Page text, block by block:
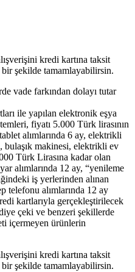
kredi kartına taksit
şekilde tamamlayabilirsin.
vade farkından dolayı tutar
ile yapılan elektronik eşya
fiyatı 5.000 Türk lirasının
alımlarında 6 ay, elektrikli
bulaşık makinesi, elektrikli ev
Türk Lirasına kadar olan
alımlarında 12 ay, “yenileme
iş yerlerinden alınan
telefonu alımlarında 12 ay
kartlarıyla gerçekleştirilecek
çeki ve benzeri şekillerde
içermeyen ürünlerin
kredi kartına taksit
şekilde tamamlayabilirsin.